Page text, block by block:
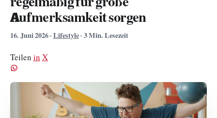
Aufmerksamkeit sorgen
16. Juni 2026· Lifestyle· 3 Min. Lesezeit
Teilen in X